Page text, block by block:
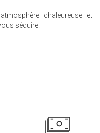
chaleureuse et
séduire.